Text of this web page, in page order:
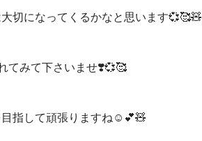
切になってくるかなと思います💞🥰🧸
てみて下さいませ❣️💞🥰
指して頑張りますね☺️💕🧸